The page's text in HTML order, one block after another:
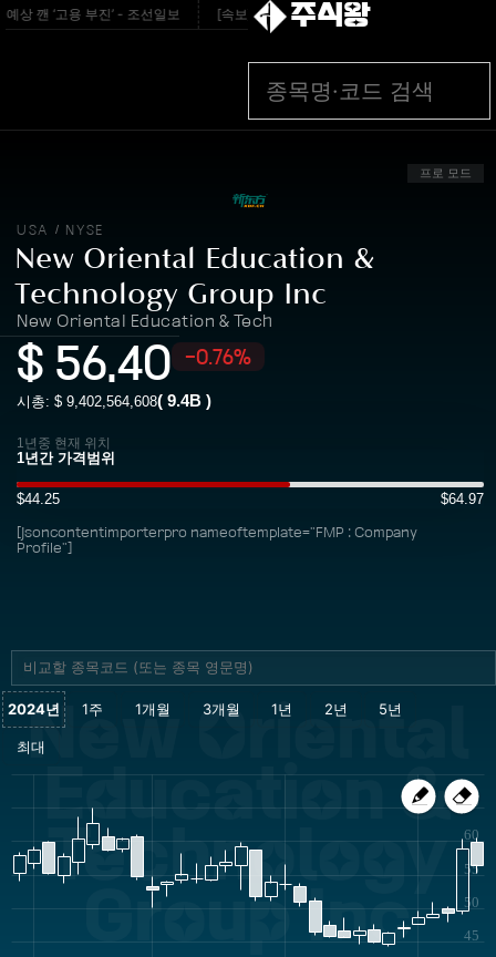
깬 ‘고용 부진’ - 조선일보 [속보]변기 고쳐주던 70대 집주인 찌른 30대女 검
주식왕
프로 모드
USA / NYSE
New Oriental Education &
Technology Group Inc
New Oriental Education & Tech
$ 56.40 -0.76%
시총: $ 9,402,564,608( 9.4B )
1년중 현재 위치
$44.25 $64.97
[jsoncontentimporterpro nameoftemplate="FMP : Company
Profile"]
New Oriental
Education &
Technology
Group Inc 45
50
55
60
65